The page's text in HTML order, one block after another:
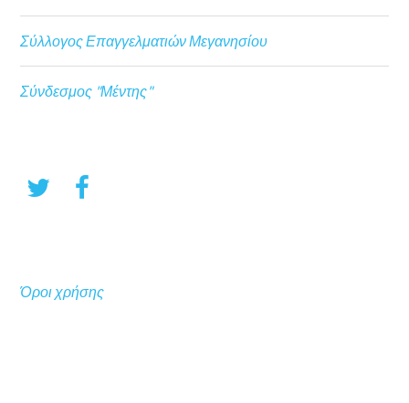
Σύλλογος Επαγγελματιών Μεγανησίου
Σύνδεσμος "Μέντης"
Όροι χρήσης